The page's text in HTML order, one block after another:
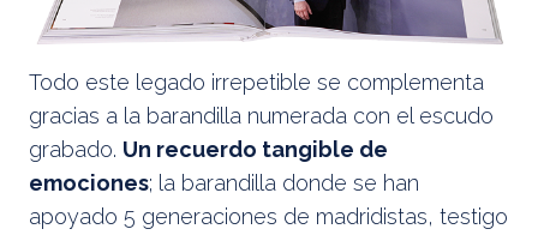
Todo este legado irrepetible se complementa
gracias a la barandilla numerada con el escudo
grabado. Un recuerdo tangible de
emociones; la barandilla donde se han
apoyado 5 generaciones de madridistas, testigo